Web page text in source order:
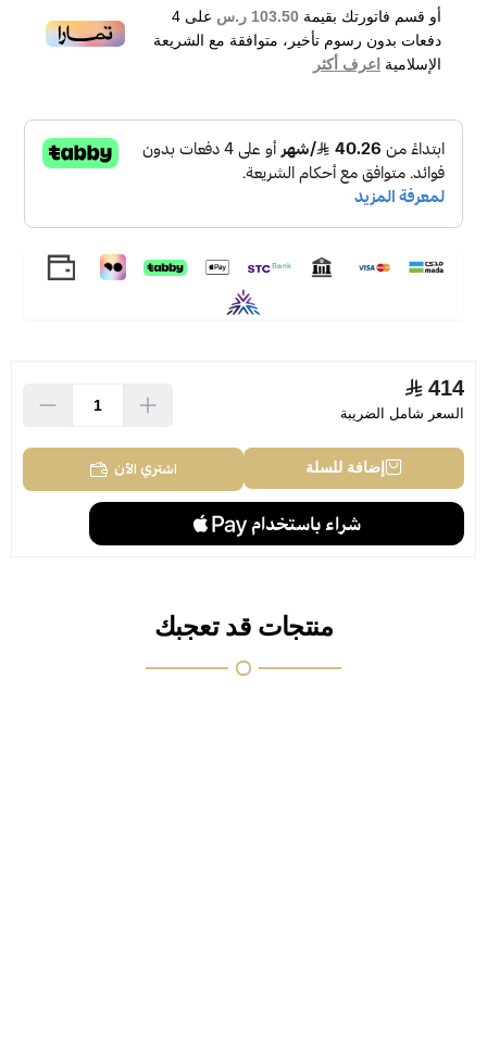
الهايتي.
يحمل العطر توقيع كل من Thierry Wasser Delphine Jelk
Guerlain Mon Bloom Of Rose Eau de Toilette 100ml
أو قسم فاتورتك بقيمة 103.50 ر.س على 4
دفعات بدون رسوم تأخير، متوافقة مع الشريعة
الإسلامية اعرف أكثر
414
السعر شامل الضريبة
إضافة للسلة اشتري الآن
منتجات قد تعجبك